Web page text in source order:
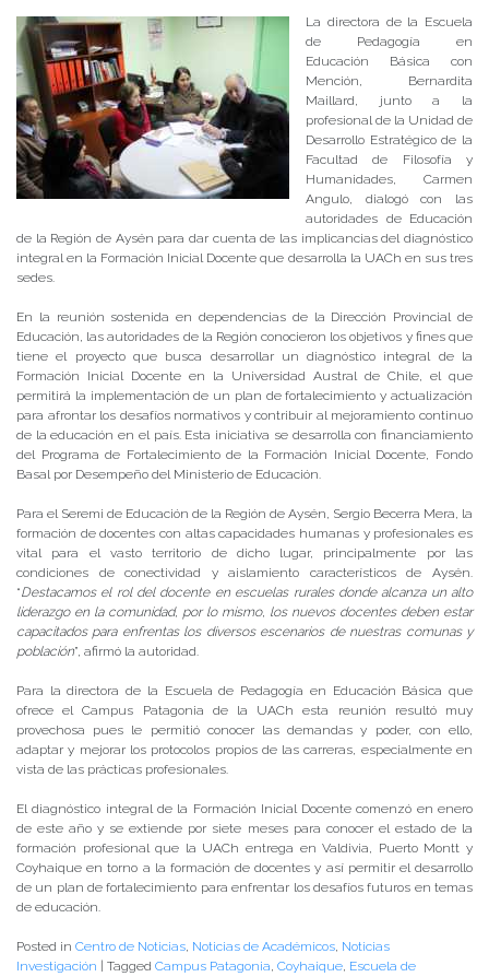
La directora de la Escuela
de Pedagogía en
Educación Básica con
Mención, Bernardita
Maillard, junto a la
profesional de la Unidad de
Desarrollo Estratégico de la
Facultad de Filosofía y
Humanidades, Carmen
Angulo, dialogó con las
autoridades de Educación
de la Región de Aysén para dar cuenta de las implicancias del diagnóstico
integral en la Formación Inicial Docente que desarrolla la UACh en sus tres
sedes.
En la reunión sostenida en dependencias de la Dirección Provincial de
Educación, las autoridades de la Región conocieron los objetivos y fines que
tiene el proyecto que busca desarrollar un diagnóstico integral de la
Formación Inicial Docente en la Universidad Austral de Chile, el que
permitirá la implementación de un plan de fortalecimiento y actualización
para afrontar los desafíos normativos y contribuir al mejoramiento continuo
de la educación en el país. Esta iniciativa se desarrolla con financiamiento
del Programa de Fortalecimiento de la Formación Inicial Docente, Fondo
Basal por Desempeño del Ministerio de Educación.
Para el Seremi de Educación de la Región de Aysén, Sergio Becerra Mera, la
formación de docentes con altas capacidades humanas y profesionales es
vital para el vasto territorio de dicho lugar, principalmente por las
condiciones de conectividad y aislamiento característicos de Aysén.
“Destacamos el rol del docente en escuelas rurales donde alcanza un alto
liderazgo en la comunidad, por lo mismo, los nuevos docentes deben estar
capacitados para enfrentas los diversos escenarios de nuestras comunas y
población”, afirmó la autoridad.
Para la directora de la Escuela de Pedagogía en Educación Básica que
ofrece el Campus Patagonia de la UACh esta reunión resultó muy
provechosa pues le permitió conocer las demandas y poder, con ello,
adaptar y mejorar los protocolos propios de las carreras, especialmente en
vista de las prácticas profesionales.
El diagnóstico integral de la Formación Inicial Docente comenzó en enero
de este año y se extiende por siete meses para conocer el estado de la
formación profesional que la UACh entrega en Valdivia, Puerto Montt y
Coyhaique en torno a la formación de docentes y así permitir el desarrollo
de un plan de fortalecimiento para enfrentar los desafíos futuros en temas
de educación.
Posted in Centro de Noticias, Noticias de Académicos, Noticias
Investigación
Tagged Campus Patagonia, Coyhaique, Escuela de